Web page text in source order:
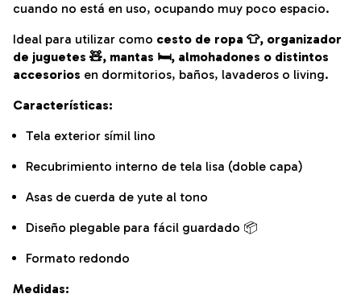
cuando no está en uso, ocupando muy poco espacio.
Ideal para utilizar como cesto de ropa 👕, organizador
de juguetes 🧸, mantas 🛏️, almohadones o distintos
accesorios en dormitorios, baños, lavaderos o living.
Características:
Tela exterior símil lino
Recubrimiento interno de tela lisa (doble capa)
Asas de cuerda de yute al tono
Diseño plegable para fácil guardado 📦
Formato redondo
Medidas: